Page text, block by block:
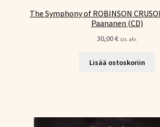
The Symphony of ROBINSON
Paananen (CD)
30,00€ sis. alv.
Lisää ostoskoriin